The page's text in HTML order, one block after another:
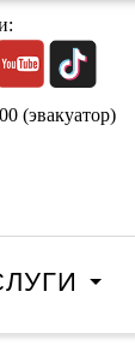
(эвакуатор)